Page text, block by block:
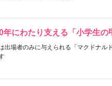
にわたり支える「小学生の
出場者のみに与えられる「マクドナル